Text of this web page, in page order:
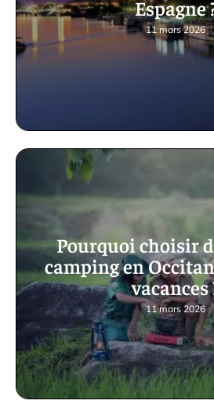
Espagne
11 mars 2026
Pourquoi choisir
camping en
vacances
11 mars 2026